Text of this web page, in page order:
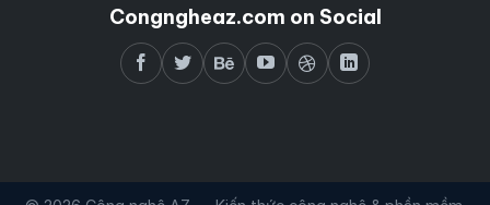
Congngheaz.com on Social